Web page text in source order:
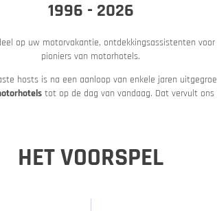
Motor- en autotrein
1996 - 2026
op uw motorvakantie, ontdekkingsassistenten
pioniers van motorhotels.
hosts is na een aanloop van enkele jaren
tot op de dag van vandaag. Dat vervult
HET VOORSPEL